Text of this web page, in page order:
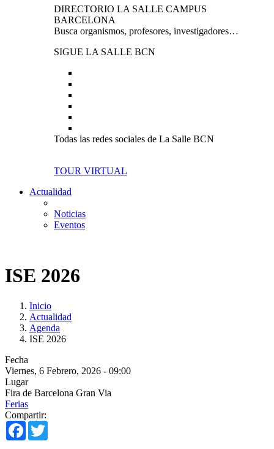
DIRECTORIO LA SALLE CAMPUS
BARCELONA
Busca organismos, profesores, investigadores…
SIGUE LA SALLE BCN
Todas las redes sociales de La Salle BCN
TOUR VIRTUAL
Actualidad
Noticias
Eventos
ISE 2026
Inicio
Actualidad
Agenda
ISE 2026
Fecha
Viernes, 6 Febrero, 2026 - 09:00
Lugar
Fira de Barcelona Gran Via
Ferias
Compartir:
Facebook